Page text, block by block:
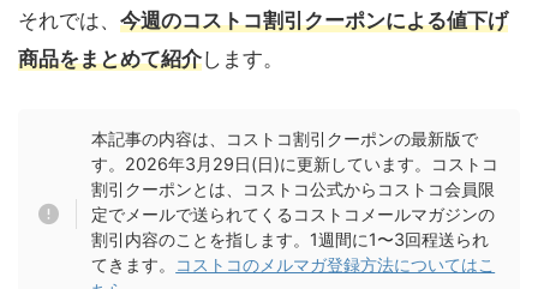
それでは、 今週のコストコ割引クーポンによる値下げ
商品をまとめて紹介します。
本記事の内容は、コストコ割引クーポンの最新版で
す。2026年3月29日(日)に更新しています。コストコ
割引クーポンとは、コストコ公式からコストコ会員限
定でメールで送られてくるコストコメールマガジンの
割引内容のことを指します。1週間に1〜3回程送られ
てきます。
コストコのメルマガ登録方法についてはこ